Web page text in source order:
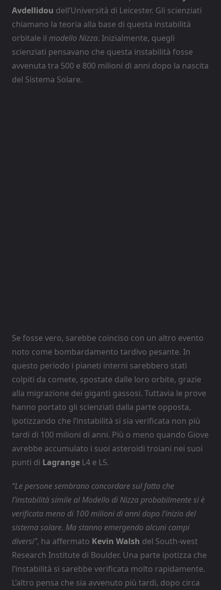
Avdellidou dell’Università di Leicester. Gli scienziati
chiamano la teoria alla base di questa instabilità
orbitale il modello Nizza. Inizialmente, quegli
scienziati pensavano che questa instabilità fosse
avvenuta tra 500 e 800 milioni di anni dopo la nascita
del Sistema Solare.
Se fosse vero, sarebbe coinciso con un altro evento
noto come bombardamento tardivo pesante. In
questo periodo i pianeti interni sarebbero stati
colpiti da comete, spostate dalle loro orbite, grazie
alla migrazione dei giganti gassosi. Tuttavia le prove
hanno portato gli scienziati dalla parte opposta,
ipotizzando che l’instabilità si sia verificata non più
tardi di 100 milioni di anni. Più o meno quando Giove
avrebbe accumulato i suoi asteroidi troiani nei suoi
punti di Lagrange L4 e L5.
“Le persone sembrano concordare sul fatto che
l’instabilità simile al Modello di Nizza probabilmente si è
verificata meno di 100 milioni di anni dopo l’inizio del
sistema solare. Ma stanno emergendo alcuni campi
diversi”, ha affermato Kevin Walsh del South-west
Research Institute di Boulder. Una parte ipotizza che
l’instabilità si sarebbe verificata molto rapidamente.
L’altro pensa che sia avvenuto più tardi, dopo circa